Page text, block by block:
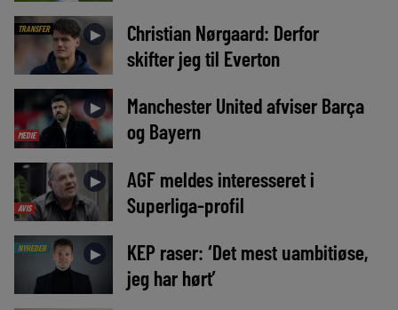
TRANSFER ►
Christian Nørgaard: Derfor
skifter jeg til Everton
MEDIE
►
Manchester United afviser Barça
og Bayern
AVIS
►
AGF meldes interesseret i
Superliga-profil
NYHEDER ►
KEP raser: ‘Det mest uambitiøse,
jeg har hørt’